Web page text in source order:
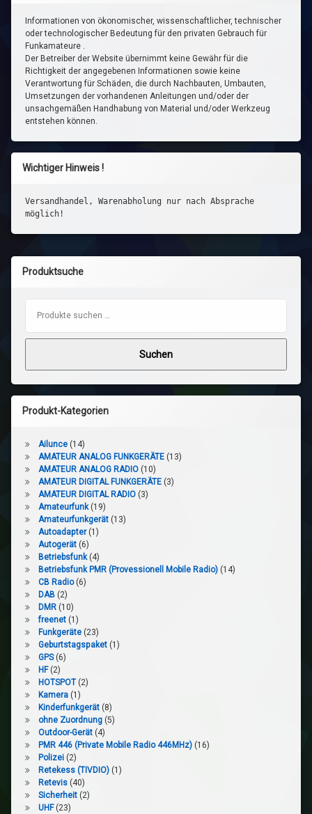
Informationen von ökonomischer, wissenschaftlicher, technischer
oder technologischer Bedeutung für den privaten Gebrauch für
Funkamateure .
Der Betreiber der Website übernimmt keine Gewähr für die
Richtigkeit der angegebenen Informationen sowie keine
Verantwortung für Schäden, die durch Nachbauten, Umbauten,
Umsetzungen der vorhandenen Anleitungen und/oder der
unsachgemäßen Handhabung von Material und/oder Werkzeug
entstehen können.
Wichtiger Hinweis !
Versandhandel, Warenabholung nur nach Absprache
möglich!
Produktsuche
Suchen
Produkt-Kategorien
Ailunce (14)
AMATEUR ANALOG FUNKGERÄTE (13)
AMATEUR ANALOG RADIO (10)
AMATEUR DIGITAL FUNKGERÄTE (3)
AMATEUR DIGITAL RADIO (3)
Amateurfunk (19)
Amateurfunkgerät (13)
Autoadapter (1)
Autogerät (6)
Betriebsfunk (4)
Betriebsfunk PMR (Provessionell Mobile Radio) (14)
CB Radio (6)
DAB (2)
DMR (10)
freenet (1)
Funkgeräte (23)
Geburtstagspaket (1)
GPS (6)
HF (2)
HOTSPOT (2)
Kamera (1)
Kinderfunkgerät (8)
ohne Zuordnung (5)
Outdoor-Gerät (4)
PMR 446 (Private Mobile Radio 446MHz) (16)
Polizei (2)
Retekess (TIVDIO) (1)
Retevis (40)
Sicherheit (2)
UHF (23)